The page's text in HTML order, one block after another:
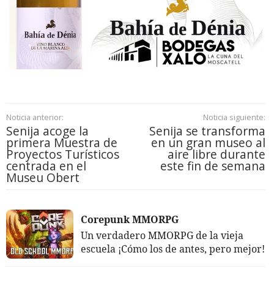
Noticia anterior:
Senija acoge la
primera Muestra de
Proyectos Turísticos
centrada en el
Museu Obert
Noticia siguiente:
Senija se transforma
en un gran museo al
aire libre durante
este fin de semana
Corepunk MMORPG
Un verdadero MMORPG de la vieja
escuela ¡Cómo los de antes, pero mejor!